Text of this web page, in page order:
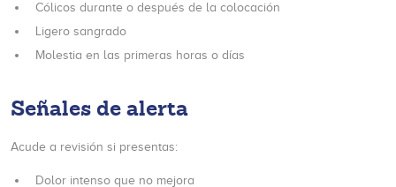
Cólicos durante o después de la colocación
Ligero sangrado
Molestia en las primeras horas o días
Señales de alerta
Acude a revisión si presentas:
Dolor intenso que no mejora